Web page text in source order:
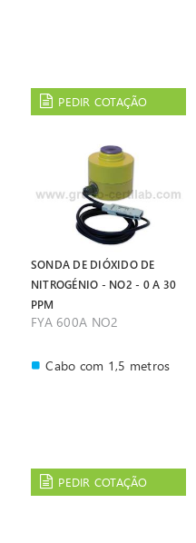
PEDIR COTAÇÃO
SONDA DE DIÓXIDO DE
NITROGÉNIO - NO2 - 0 A 30
PPM
FYA 600A NO2
Cabo com 1,5 metros
PEDIR COTAÇÃO